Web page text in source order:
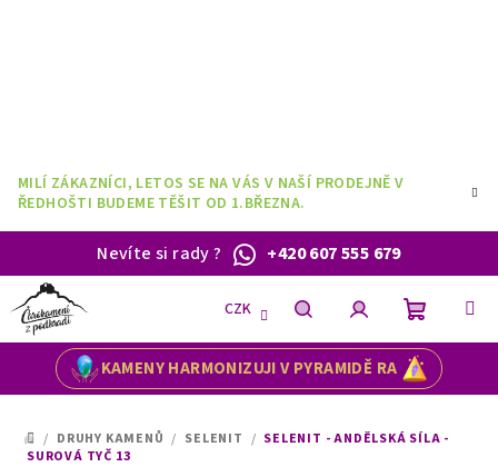
MILÍ ZÁKAZNÍCI, LETOS SE NA VÁS V NAŠÍ PRODEJNĚ V
ŘEDHOŠTI BUDEME TĚŠIT OD 1.BŘEZNA.
Nevíte si rady? +420 607 555 679
KAMENY HARMONIZUJI V PYRAMIDĚ RA
CZK
HledatPřihlášeníNákupní
DOMŮ
/ DRUHY KAMENŮ / SELENIT / SELENIT - ANDĚLSKÁ SÍLA -
SUROVÁ TYČ 13